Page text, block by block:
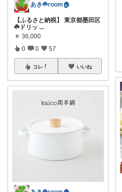
あき☘️room🏠
【ふるさと納税】 東京都墨田区
☘️ドリッ ...
￥ 36,000
0 0 57
コレ いいね